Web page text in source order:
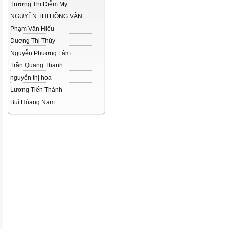
Trương Thị Diễm My
NGUYỄN THỊ HỒNG VÂN
Phạm Văn Hiếu
Duơng Thị Thủy
Nguyễn Phương Lâm
Trần Quang Thanh
nguyễn thị hoa
Lương Tiến Thành
Buì Hòang Nam